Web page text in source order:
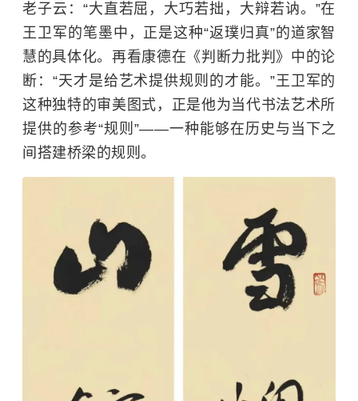
老子云：“大直若屈，大巧若拙，大辩若讷。”在
王卫军的笔墨中，正是这种“返璞归真”的道家智
慧的具体化。再看康德在《判断力批判》中的论
断：“天才是给艺术提供规则的才能。”王卫军的
这种独特的审美图式，正是他为当代书法艺术所
提供的参考“规则”——一种能够在历史与当下之
间搭建桥梁的规则。